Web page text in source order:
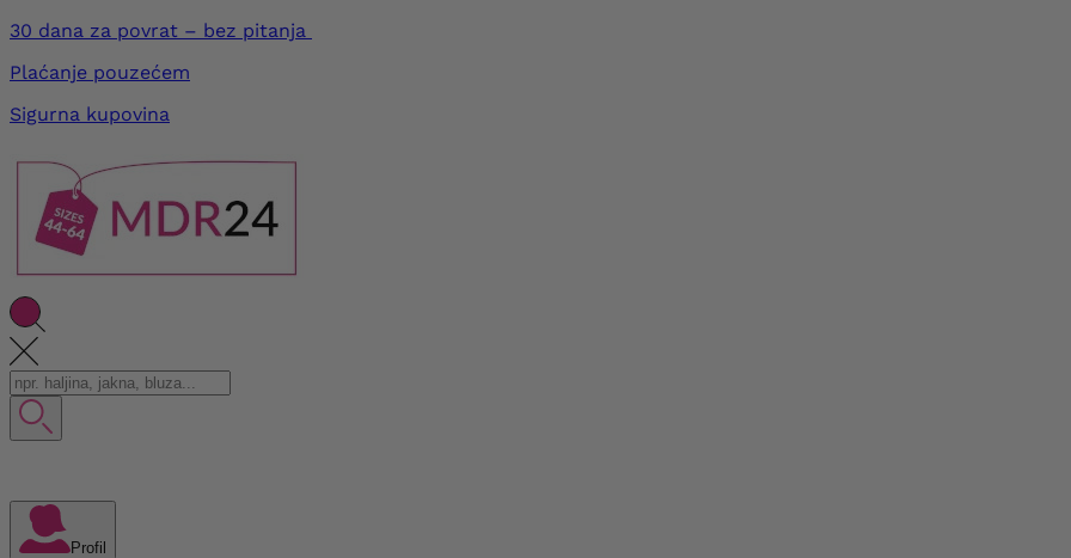
30 dana za povrat – bez pitanja
Plaćanje pouzećem
Sigurna kupovina
Profil